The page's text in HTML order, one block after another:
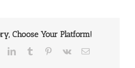
Choose Your Platform!
LinkedInTumblr Pinterest
Vk Email